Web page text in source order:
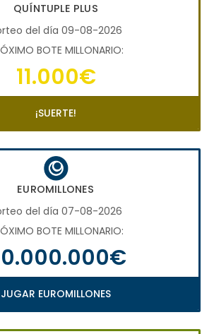
QUÍNTUPLE PLUS
del día 09-08-2026
BOTE MILLONARIO:
11.000€
¡SUERTE!
EUROMILLONES
del día 07-08-2026
BOTE MILLONARIO:
JUGAR EUROMILLONES